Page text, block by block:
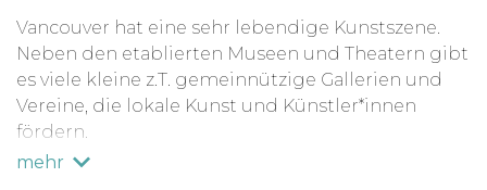
Vancouver hat eine sehr lebendige Kunstszene.
Neben den etablierten Museen und Theatern gibt
es viele kleine z.T. gemeinnützige Gallerien und
Vereine, die lokale Kunst und Künstler*innen
fördern.
Hier kannst du dich mit deiner Neugierde
mehr